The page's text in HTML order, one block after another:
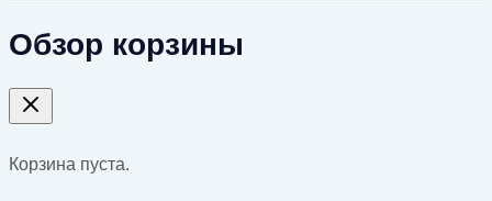
Обзор корзины
Корзина пуста.